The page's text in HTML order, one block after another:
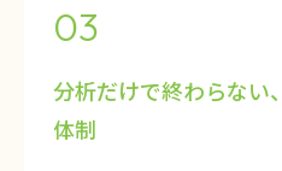
03
分析だけで終わらない
体制